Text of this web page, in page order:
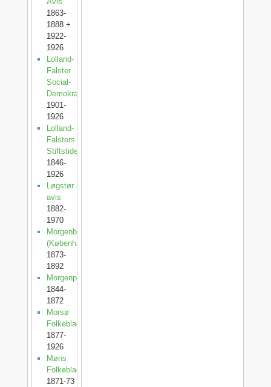
1863-
1888 +
1922-
1926
Lolland-
Falster
Social-
Demokrat
1901-
1926
Lolland-
Falsters
Stiftstidende
1846-
1926
Løgstør
avis
1882-
1970
Morgenbladet
(København)
1873-
1892
Morgenposten
1844-
1872
Morsø
Folkeblad
1877-
1926
Møns
Folkeblad
1871-73